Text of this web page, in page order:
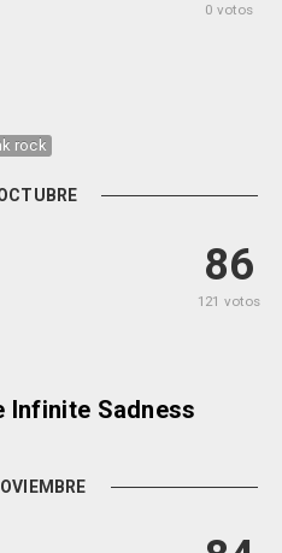
0 votos
rock
86
121 votos
Infinite Sadness